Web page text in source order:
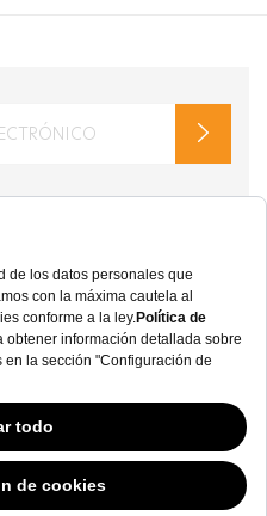
relacionados con
personal dataı
mientras los Gobiernos han tenido
y a pesar de que odiamos la
el estado actual de la regulación.